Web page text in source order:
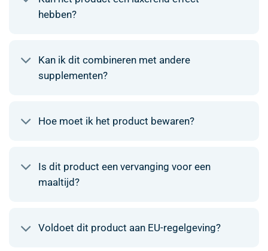
hebben?
Kan ik dit combineren met andere
supplementen?
Hoe moet ik het product bewaren?
Is dit product een vervanging voor een
maaltijd?
Voldoet dit product aan EU-regelgeving?